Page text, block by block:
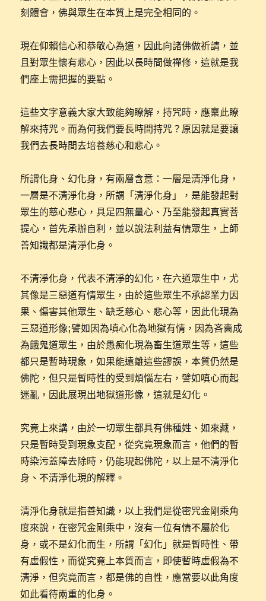
刻體會，佛與眾生在本質上是完全相同的。
現在仰賴信心和恭敬心為道，因此向諸佛做祈請，並
且對眾生懷有悲心，因此以長時間做禪修，這就是我
們座上需把握的要點。
這些文字意義大家大致能夠瞭解，持咒時，應稟此瞭
解來持咒。而為何我們要長時間持咒？原因就是要讓
我們去長時間去培養慈心和悲心。
所謂化身、幻化身，有兩層含意：一層是清淨化身，
一層是不清淨化身，所謂「清淨化身」，是能發起對
眾生的慈心悲心，具足四無量心、乃至能發起真實菩
提心，首先承辦自利，並以說法利益有情眾生，上師
善知識都是清淨化身。
不清淨化身，代表不清淨的幻化，在六道眾生中，尤
其像是三惡道有情眾生，由於這些眾生不承認業力因
果、傷害其他眾生、缺乏慈心、悲心等，因此化現為
三惡道形像;譬如因為嗔心化為地獄有情，因為吝嗇成
為餓鬼道眾生，由於愚痴化現為畜生道眾生等，這些
都只是暫時現象，如果能遠離這些謬誤，本質仍然是
佛陀，但只是暫時性的受到煩惱左右，譬如嗔心而起
迷亂，因此展現出地獄道形像，這就是幻化。
究竟上來講，由於一切眾生都具有佛種姓、如來藏，
只是暫時受到現象支配，從究竟現象而言，他們的暫
時染污蓋障去除時，仍能現起佛陀，以上是不清淨化
身、不清淨化現的解釋。
清淨化身就是指善知識，以上我們是從密咒金剛乘角
度來說，在密咒金剛乘中，沒有一位有情不屬於化
身，或不是幻化而生，所謂「幻化」就是暫時性、帶
有虛假性，而從究竟上本質而言，即使暫時虛假為不
清淨，但究竟而言，都是佛的自性，應當要以此角度
如此看待兩重的化身。